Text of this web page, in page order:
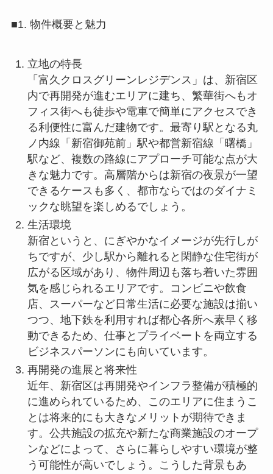
■1. 物件概要と魅力
立地の特長
「富久クロスグリーンレジデンス」は、新宿区
内で再開発が進むエリアに建ち、繁華街へもオ
フィス街へも徒歩や電車で簡単にアクセスでき
る利便性に富んだ建物です。最寄り駅となる丸
ノ内線「新宿御苑前」駅や都営新宿線「曙橋」
駅など、複数の路線にアプローチ可能な点が大
きな魅力です。高層階からは新宿の夜景が一望
できるケースも多く、都市ならではのダイナミ
ックな眺望を楽しめるでしょう。
生活環境
新宿というと、にぎやかなイメージが先行しが
ちですが、少し駅から離れると閑静な住宅街が
広がる区域があり、物件周辺も落ち着いた雰囲
気を感じられるエリアです。コンビニや飲食
店、スーパーなど日常生活に必要な施設は揃い
つつ、地下鉄を利用すれば都心各所へ素早く移
動できるため、仕事とプライベートを両立する
ビジネスパーソンにも向いています。
再開発の進展と将来性
近年、新宿区は再開発やインフラ整備が積極的
に進められているため、このエリアに住まうこ
とは将来的にも大きなメリットが期待できま
す。公共施設の拡充や新たな商業施設のオープ
ンなどによって、さらに暮らしやすい環境が整
う可能性が高いでしょう。こうした背景もあ